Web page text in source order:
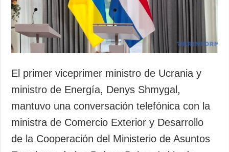
El primer viceprimer ministro de Ucrania y
ministro de Energía, Denys Shmygal,
mantuvo una conversación telefónica con la
ministra de Comercio Exterior y Desarrollo
de la Cooperación del Ministerio de Asuntos